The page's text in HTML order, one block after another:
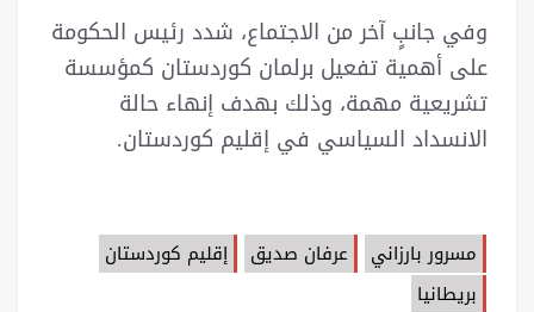
وفي جانبٍ آخر من الاجتماع، شدد رئیس الحكومة
على أهمية تفعيل برلمان كوردستان كمؤسسة
تشريعية مهمة، وذلك بهدف إنهاء حالة
الانسداد السياسي في إقليم كوردستان.
مسرور بارزاني عرفان صديق
إقليم كوردستان
بريطانيا